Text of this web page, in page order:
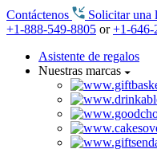
Contáctenos
Solicitar una
+1-888-549-8805 or+1-646-
Asistente de regalos
Nuestras marcas